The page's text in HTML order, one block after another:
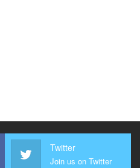
Twitter
Join us on Twitter